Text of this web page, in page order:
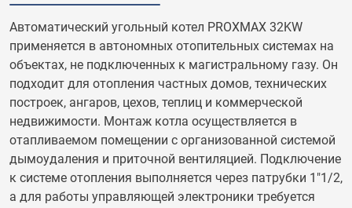
Автоматический угольный котел PROXMAX 32KW
применяется в автономных отопительных системах на
объектах, не подключенных к магистральному газу. Он
подходит для отопления частных домов, технических
построек, ангаров, цехов, теплиц и коммерческой
недвижимости. Монтаж котла осуществляется в
отапливаемом помещении с организованной системой
дымоудаления и приточной вентиляцией. Подключение
к системе отопления выполняется через патрубки 1"1/2,
а для работы управляющей электроники требуется